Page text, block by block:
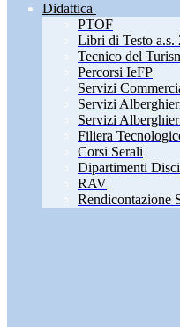
Didattica
PTOF
Libri di Testo a.s.
Tecnico del
Percorsi IeFP
Servizi
Servizi
Servizi
Filiera
Corsi Serali
Dipartimenti
RAV
Rendicontazione